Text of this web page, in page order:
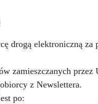
drogą elektroniczną
zamieszczanych przez
z Newslettera.
po: